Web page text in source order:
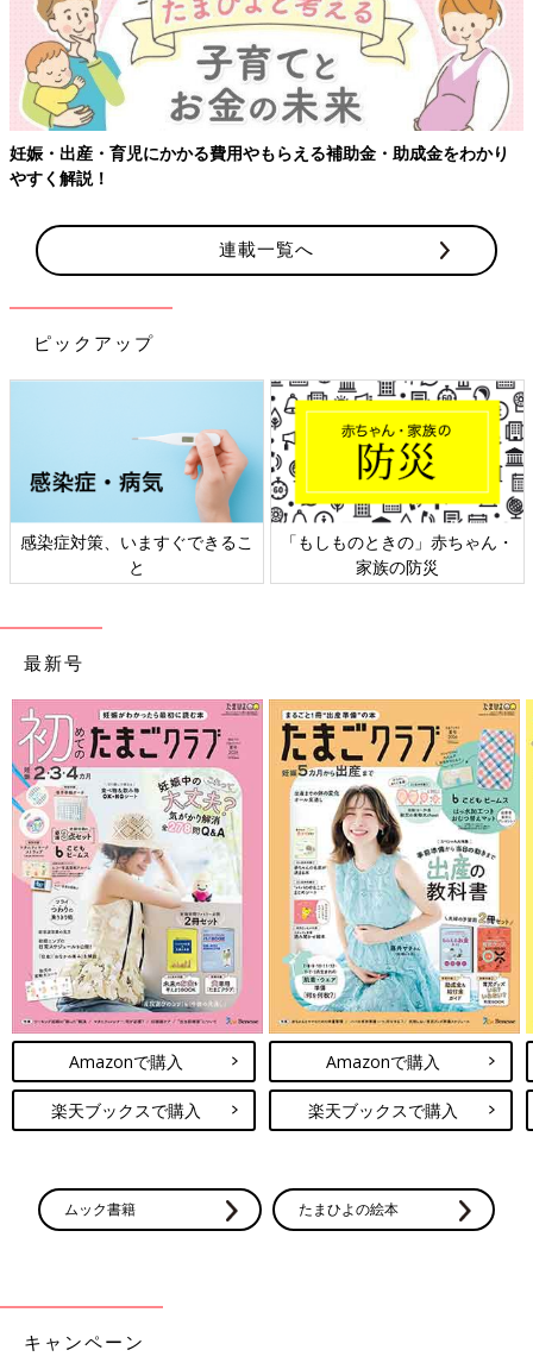
金・助成金をわかり 【ワクチン接種できるものも】妊婦の感染
連載一覧へ
ピックアップ
しものときの」赤ちゃん・
家族の防災
日本外来小児科学会リーフレッ
ト検討会
六
最新号
Amazonで購入
楽天ブックスで購入
Amazonで購入
楽天ブックスで購入
ムック書籍 たまひよの絵本
キャンペーン